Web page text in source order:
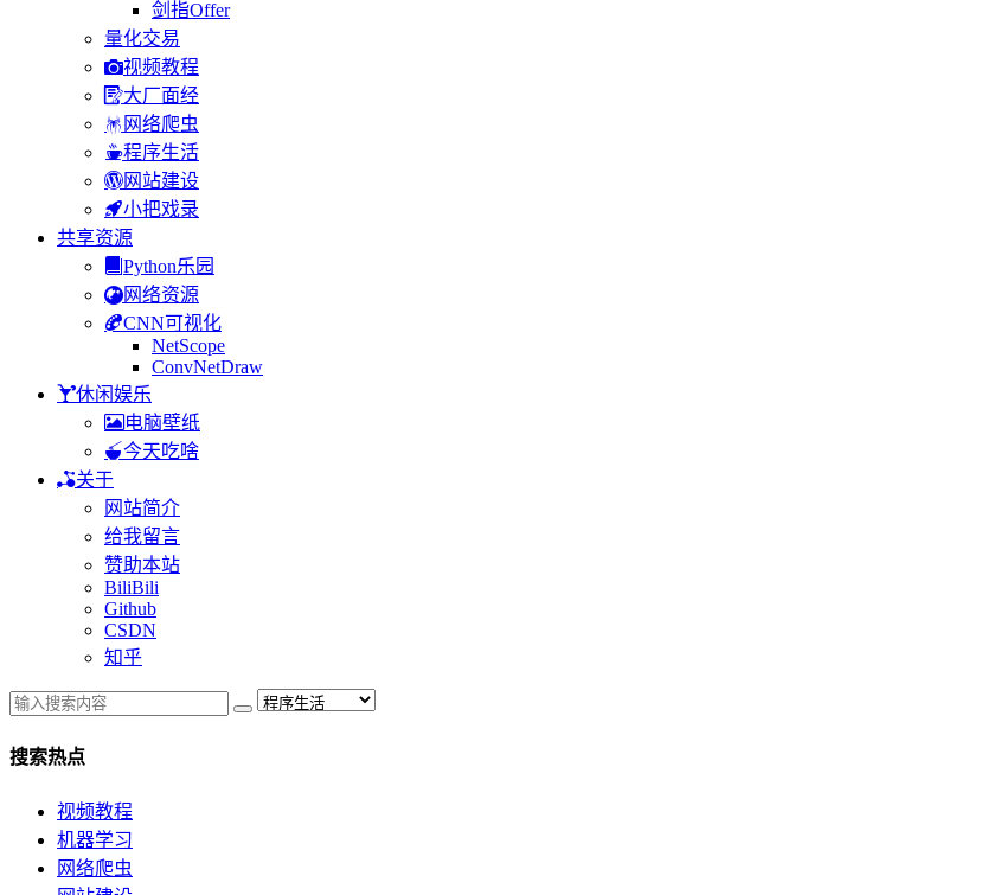
剑指Offer
量化交易
视频教程
大厂面经
网络爬虫
程序生活
网站建设
小把戏录
共享资源
Python乐园
网络资源
CNN可视化
NetScope
ConvNetDraw
休闲娱乐
电脑壁纸
今天吃啥
关于
网站简介
给我留言
赞助本站
BiliBili
Github
CSDN
知乎
搜索热点
视频教程
机器学习
网络爬虫